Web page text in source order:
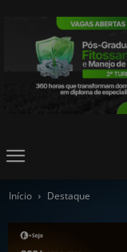
Início Destaque